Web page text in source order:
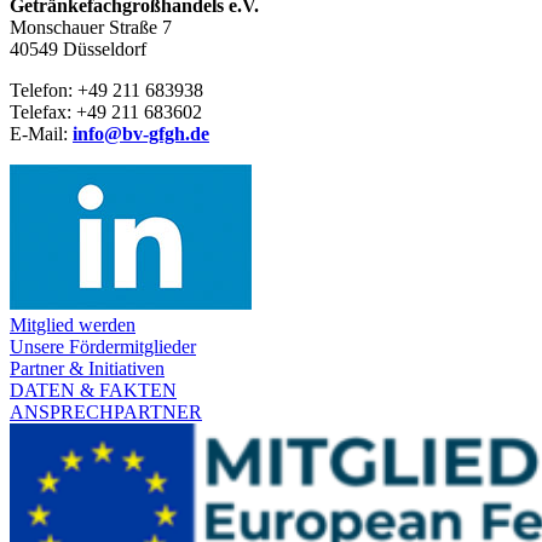
Getränke­fach­großhandels e.V.
Monschauer Straße 7
40549 Düsseldorf
Telefon: +49 211 683938
Telefax: +49 211 683602
E-Mail: info@bv-gfgh.de
Mitglied werden
Unsere Fördermitglieder
Partner & Initiativen
DATEN & FAKTEN
ANSPRECHPARTNER